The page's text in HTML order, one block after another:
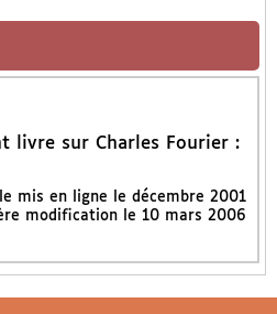
livre sur Charles Fourier :
mis en ligne le décembre 2001
modification le 10 mars 2006